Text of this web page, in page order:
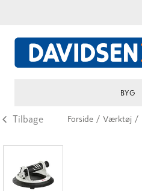
BYG
Tilbage Forside / Værktøj /